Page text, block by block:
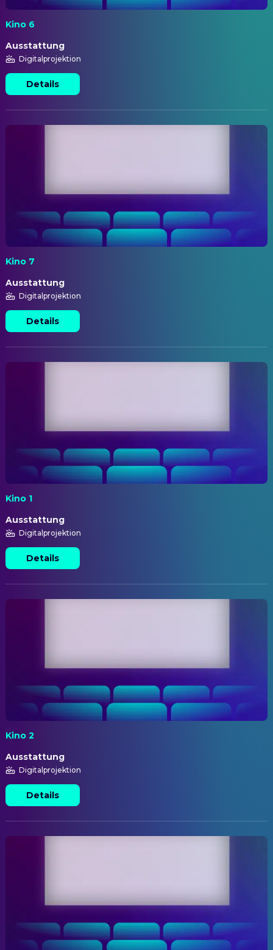
Kino 6
Ausstattung
Digitalprojektion
Details
Kino 7
Ausstattung
Digitalprojektion
Details
Kino 1
Ausstattung
Digitalprojektion
Details
Kino 2
Ausstattung
Digitalprojektion
Details